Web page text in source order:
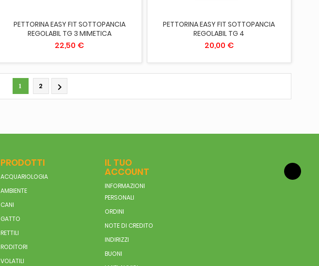
PETTORINA EASY FIT SOTTOPANCIA
REGOLABIL TG 3 MIMETICA
22,50 €
PETTORINA EASY FIT SOTTOPANCIA
REGOLABIL TG 4
20,00 €
1 2 
PRODOTTI
ACQUARIOLOGIA
AMBIENTE
CANI
GATTO
RETTILI
RODITORI
VOLATILI
IL TUO
ACCOUNT
INFORMAZIONI
PERSONALI
ORDINI
NOTE DI CREDITO
INDIRIZZI
BUONI